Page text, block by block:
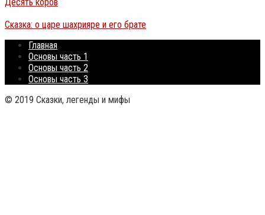
Сказка: о царе шахрияре и его брате
Главная
Основы часть 1
Основы часть 2
Основы часть 3
© 2019 Сказки, легенды и мифы